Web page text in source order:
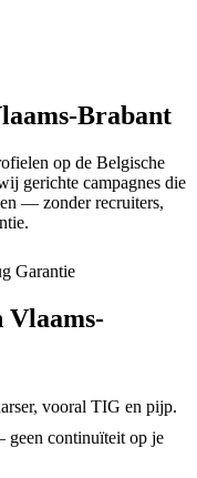
Brabant
op de Belgische
gerichte campagnes die
— zonder recruiters,
Garantie
Vlaams-
vooral TIG en pijp.
geen continuïteit op je